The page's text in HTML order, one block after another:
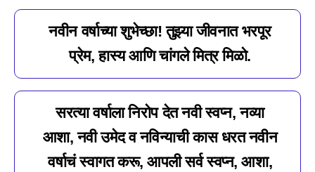
नवीन वर्षाच्या शुभेच्छा! तुझ्या जीवनात भरपूर
प्रेम, हास्य आणि चांगले मित्र मिळो.
सरत्या वर्षाला निरोप देत नवी स्वप्न, नव्या
आशा, नवी उमेद व नविन्याची कास धरत नवीन
वर्षाचं स्वागत करू, आपली सर्व स्वप्न, आशा,